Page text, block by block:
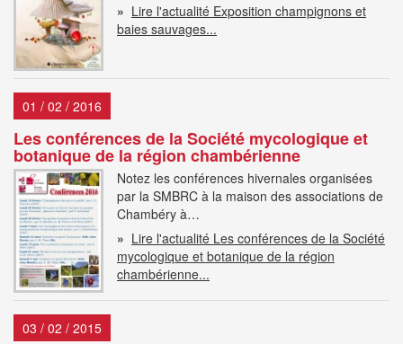
» Lire l'actualité Exposition champignons et
baies sauvages...
01 / 02 / 2016
Les conférences de la Société mycologique et
botanique de la région chambérienne
Notez les conférences hivernales organisées
par la SMBRC à la maison des associations de
Chambéry à…
» Lire l'actualité Les conférences de la Société
mycologique et botanique de la région
chambérienne...
03 / 02 / 2015